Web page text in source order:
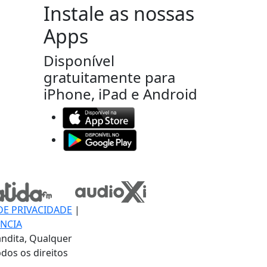
Instale as nossas
Apps
Disponível
gratuitamente para
iPhone, iPad e Android
PRIVACIDADE |
Qualquer
os direitos